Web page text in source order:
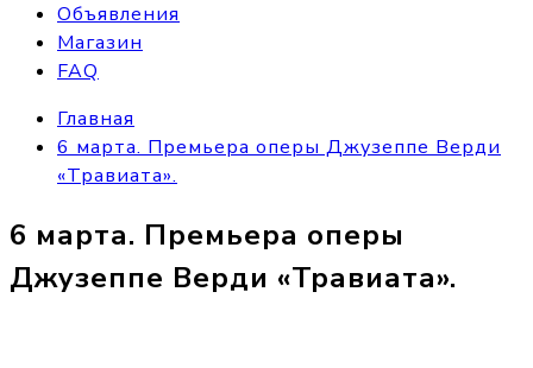
Объявления
Магазин
FAQ
Главная
6 марта. Премьера оперы Джузеппе Верди
«Травиата».
6 марта. Премьера оперы
Джузеппе Верди «Травиата».